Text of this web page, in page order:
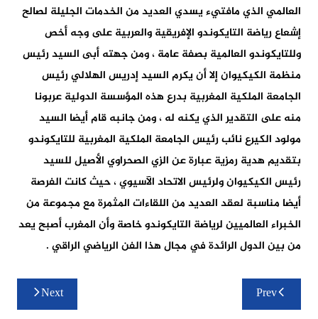
العالمي الذي مافتيء يسدي العديد من الخدمات الجليلة لصالح
إشعاع رياضة التايكوندو الإفريقية والعربية على وجه أخص
وللتايكوندو العالمية بصفة عامة ، ومن جهته أبى السيد رئيس
منظمة الكيكيوان إلا أن يكرم السيد إدريس الهلالي رئيس
الجامعة الملكية المغربية بدرع هذه المؤسسة الدولية عربونا
منه على التقدير الذي يكنه له ، ومن جانبه قام أيضا السيد
مولود الكيرع نائب رئيس الجامعة الملكية المغربية للتايكوندو
بتقديم هدية رمزية عبارة عن الزي الصحراوي الأصيل للسيد
رئيس الكيكيوان ولرئيس الاتحاد الآسيوي ، حيث كانت الفرصة
أيضا مناسبة لعقد العديد من اللقاءات المثمرة مع مجموعة من
الخبراء العالميين لرياضة التايكوندو خاصة وأن المغرب أصبح يعد
من بين الدول الرائدة في مجال هذا الفن الرياضي الراقي .
تصفّح
المقالات
Prev
Next